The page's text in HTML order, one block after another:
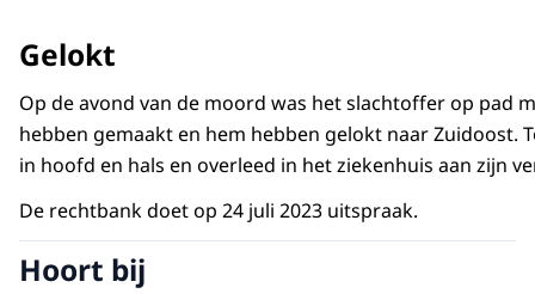
Gelokt
Op de avond van de moord was het slachtoffer op pad
hebben gemaakt en hem hebben gelokt naar
in hoofd en hals en overleed in het ziekenhuis aan zijn
De rechtbank doet op 24 juli 2023 uitspraak.
Hoort bij